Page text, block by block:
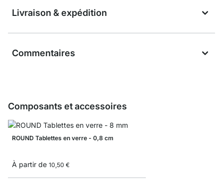
Livraison & expédition
Commentaires
Composants et accessoires
ROUND Tablettes en verre - 0,8 cm
À partir de 10,50 €